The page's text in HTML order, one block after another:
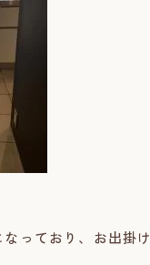
なっており、お出掛